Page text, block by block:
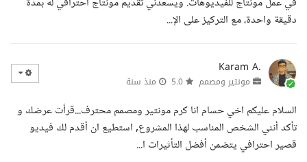
دقيقة واحدة، مع التركيز على الإ...
Karam A.
مونتير ومصمم منذ سنة
السلام عليكم اخي حسام انا كرم مونتير ومصمم محترف...قرأت عرضك و
تأكد أنني الشخص المناسب لهذا المشروع, استطيع ان أقدم لك فيديو
قصير احترافي يتضمن أفضل التأثيرات ا...